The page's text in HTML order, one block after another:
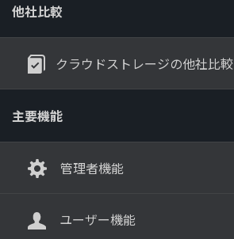
他社比較
クラウドストレージの他社比較
主要機能
管理者機能
ユーザー機能